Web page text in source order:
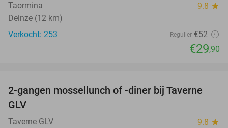
Taormina 9.8 star
Deinze (12 km)
Verkocht: 253
Regulier €52
€29,90
38%
2-gangen mossellunch of -diner bij Taverne
GLV
Taverne GLV 9.8 star